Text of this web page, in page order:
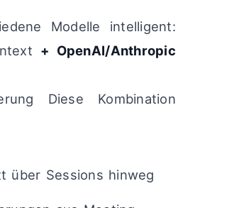
Modelle intelligent:
+ OpenAI/Anthropic
Diese Kombination
über Sessions hinweg